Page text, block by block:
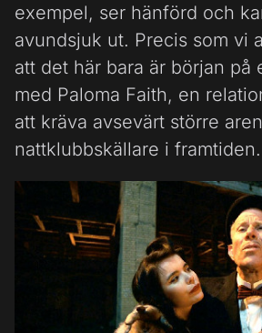
exempel, ser hänförd och
avundsjuk ut. Precis som vi
att det här bara är början på
med Paloma Faith, en
att kräva avsevärt större
nattklubbskällare i framtiden.